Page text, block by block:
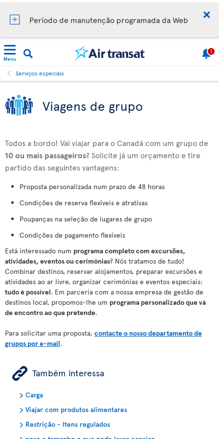
Período de manutenção programada da Web
Menu
1
Serviços especiais
Viagens de grupo
Todos a bordo! Vai viajar para o Canadá com um grupo de
10 ou mais passageiros? Solicite já um orçamento e tire
partido das seguintes vantagens:
Proposta personalizada num prazo de 48 horas
Condições de reserva flexíveis e atrativas
Poupanças na seleção de lugares de grupo
Condições de pagamento flexíveis
Está interessado num programa completo com excursões,
atividades, eventos ou cerimónias? Nós tratamos de tudo!
Combinar destinos, reservar alojamentos, preparar excursões e
atividades ao ar livre, organizar cerimónias e eventos especiais:
tudo é possível. Em parceria com a nossa empresa de gestão de
destinos local, propomos-lhe um programa personalizado que vá
de encontro ao que pretende.
Para solicitar uma proposta, contacte o nosso departamento de
grupos por e-mail.
ÿ Também interessa
Carga
Viajar com produtos alimentares
Restrição - Itens regulados